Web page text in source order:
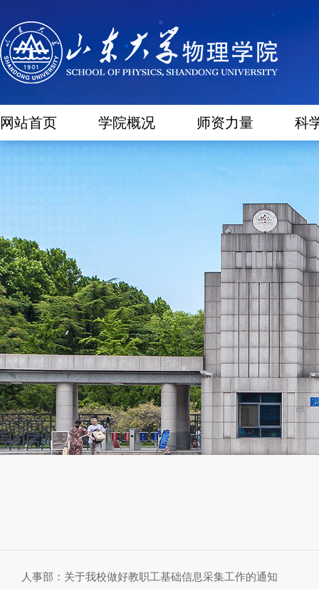
网站首页 学院概况 师资力量 科
人事部：关于我校做好教职工基础信息采集工作的通知